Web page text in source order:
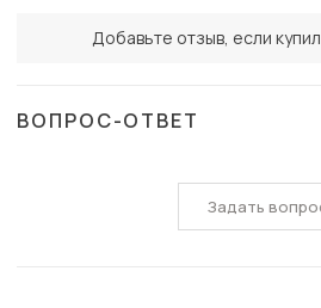
Добавьте отзыв, если
ВОПРОС-ОТВЕТ
Задать